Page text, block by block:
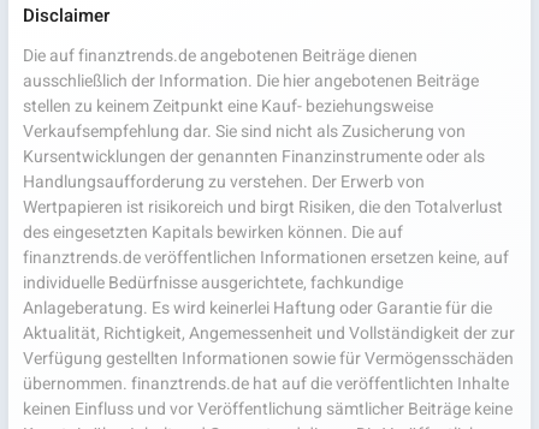
Disclaimer
Die auf finanztrends.de angebotenen Beiträge dienen
ausschließlich der Information. Die hier angebotenen Beiträge
stellen zu keinem Zeitpunkt eine Kauf- beziehungsweise
Verkaufsempfehlung dar. Sie sind nicht als Zusicherung von
Kursentwicklungen der genannten Finanzinstrumente oder als
Handlungsaufforderung zu verstehen. Der Erwerb von
Wertpapieren ist risikoreich und birgt Risiken, die den Totalverlust
des eingesetzten Kapitals bewirken können. Die auf
finanztrends.de veröffentlichen Informationen ersetzen keine, auf
individuelle Bedürfnisse ausgerichtete, fachkundige
Anlageberatung. Es wird keinerlei Haftung oder Garantie für die
Aktualität, Richtigkeit, Angemessenheit und Vollständigkeit der zur
Verfügung gestellten Informationen sowie für Vermögensschäden
übernommen. finanztrends.de hat auf die veröffentlichten Inhalte
keinen Einfluss und vor Veröffentlichung sämtlicher Beiträge keine